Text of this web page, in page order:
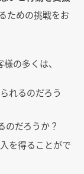
ための挑戦をお
の多くは、
れるのだろう
のだろうか？
を得ることがで